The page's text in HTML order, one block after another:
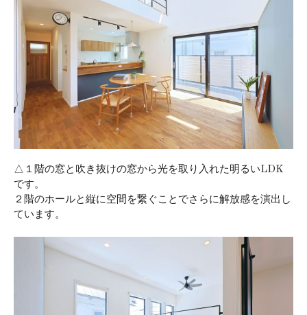
△１階の窓と吹き抜けの窓から光を取り入れた明るいLDK
です。
２階のホールと縦に空間を繋ぐことでさらに解放感を演出し
ています。